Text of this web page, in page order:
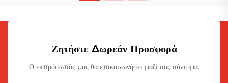
Ζητήστε Δωρεάν Προσφορά
Ο εκπρόσωπός μας θα επικοινωνήσει μαζί σας σύντομα.